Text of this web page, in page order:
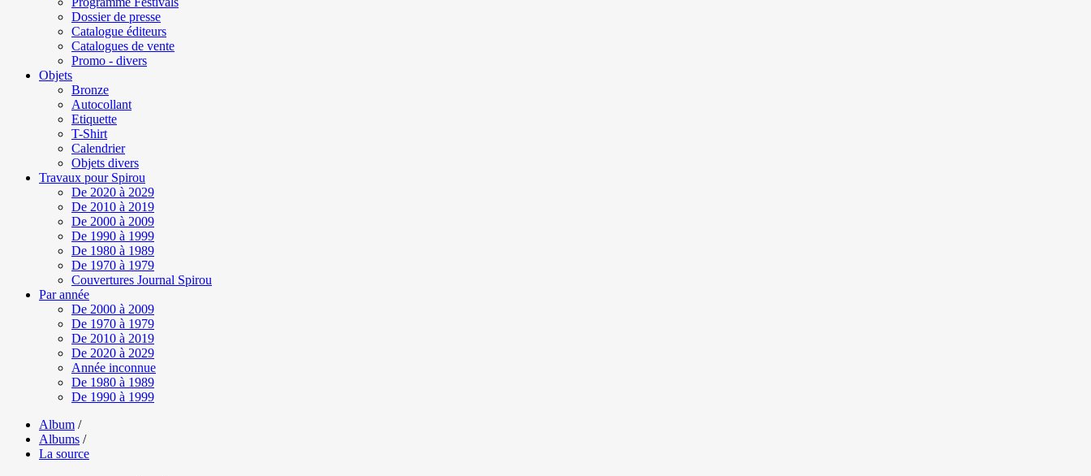
Dossier de presse
Catalogue éditeurs
Catalogues de vente
Promo - divers
Objets
Bronze
Autocollant
Etiquette
T-Shirt
Calendrier
Objets divers
Travaux pour Spirou
De 2020 à 2029
De 2010 à 2019
De 2000 à 2009
De 1990 à 1999
De 1980 à 1989
De 1970 à 1979
Couvertures Journal Spirou
Par année
De 2000 à 2009
De 1970 à 1979
De 2010 à 2019
De 2020 à 2029
Année inconnue
De 1980 à 1989
De 1990 à 1999
Album /
Albums /
La source